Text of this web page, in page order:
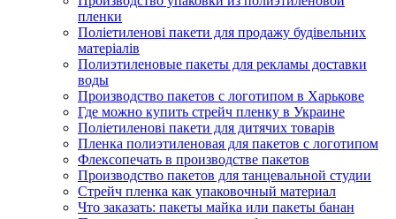
пленки
Поліетиленові пакети для продажу будівельних
матеріалів
Полиэтиленовые пакеты для рекламы доставки
воды
Производство пакетов с логотипом в Харькове
Где можно купить стрейч пленку в Украине
Поліетиленові пакети для дитячих товарів
Пленка полиэтиленовая для пакетов с логотипом
Флексопечать в производстве пакетов
Производство пакетов для танцевальной студии
Стрейч пленка как упаковочный материал
Что заказать: пакеты майка или пакеты банан